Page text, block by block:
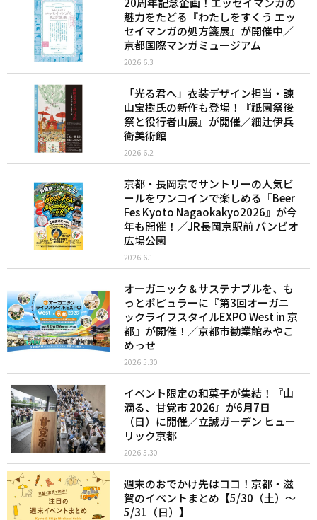
魅力をたどる『わたしをすくう エッ
セイマンガの処方箋展』が開催中／
京都国際マンガミュージアム
2026.6.3
「光る君へ」衣装デザイン担当・諫
山宝樹氏の新作も登場！『祇園祭後
祭と役行者山展』が開催／細辻伊兵
衛美術館
2026.6.2
京都・長岡京でサントリーの人気ビ
ールをワンコインで楽しめる『Beer
Fes Kyoto Nagaokakyo2026』が今
年も開催！／JR長岡京駅前 バンビオ
広場公園
2026.6.1
オーガニック＆サステナブルを、も
っとポピュラーに『第3回オーガニ
ックライフスタイルEXPO West in 京
都』が開催！／京都市勧業館みやこ
めっせ
2026.5.30
イベント限定の和菓子が集結！『山
滴る、甘党市 2026』が6月7日
（日）に開催／立誠ガーデン ヒュー
リック京都
2026.5.30
週末のおでかけ先はココ！京都・滋
賀のイベントまとめ【5/30（土）〜
5/31（日）】